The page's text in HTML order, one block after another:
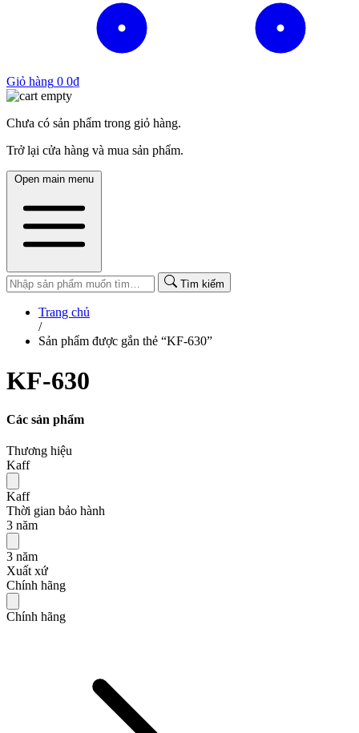
Giỏ hàng 0 0₫
Chưa có sản phẩm trong giỏ hàng.
Trở lại cửa hàng và mua sản phẩm.
Open main menu
Tìm kiếm
Trang chủ
/
Sản phẩm được gắn thẻ “KF-630”
KF-630
Các sản phẩm
Thương hiệu
Kaff
Kaff
Thời gian bảo hành
3 năm
3 năm
Xuất xứ
Chính hãng
Chính hãng